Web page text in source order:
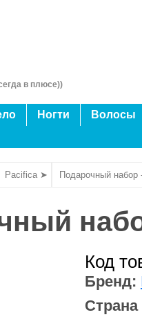
в плюсе))
Ногти
Волосы
Pacifica ➤ Подарочный набор
Код
Бренд: